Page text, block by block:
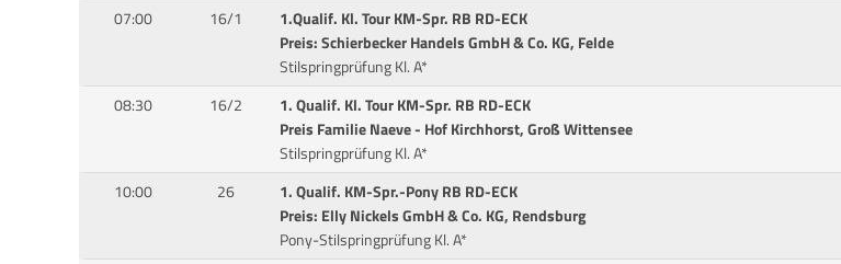
07:00 16/1
1.Qualif. Kl. Tour KM-Spr. RB RD-ECK
Preis: Schierbecker Handels GmbH & Co. KG, Felde
Stilspringprüfung Kl. A*
08:30 16/2
1. Qualif. Kl. Tour KM-Spr. RB RD-ECK
Preis Familie Naeve - Hof Kirchhorst, Groß Wittensee
Stilspringprüfung Kl. A*
10:00 26
1. Qualif. KM-Spr.-Pony RB RD-ECK
Preis: Elly Nickels GmbH & Co. KG, Rendsburg
Pony-Stilspringprüfung Kl. A*